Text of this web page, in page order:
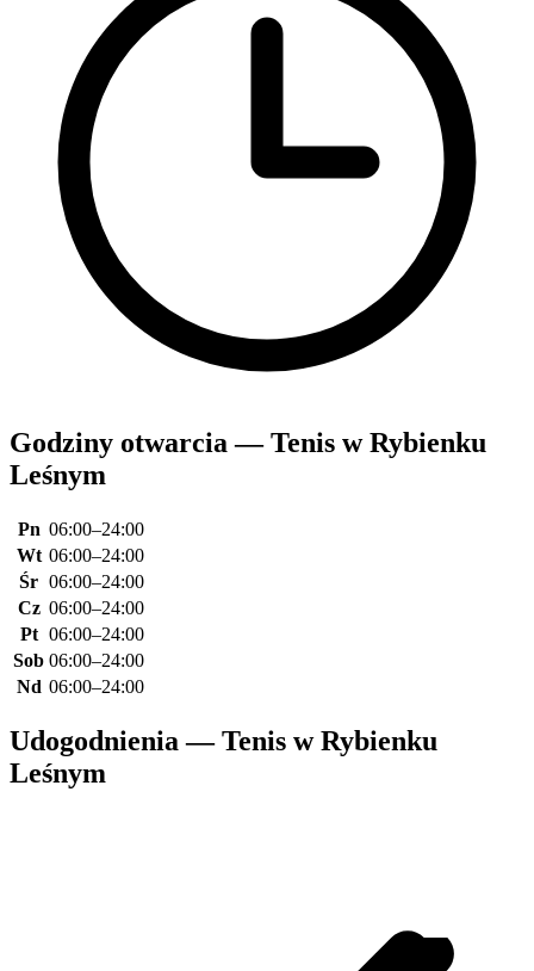
Godziny otwarcia — Tenis w Rybienku
Leśnym
Pn 06:00–24:00
Wt 06:00–24:00
Śr 06:00–24:00
Cz 06:00–24:00
Pt 06:00–24:00
Sob 06:00–24:00
Nd 06:00–24:00
Udogodnienia — Tenis w Rybienku
Leśnym